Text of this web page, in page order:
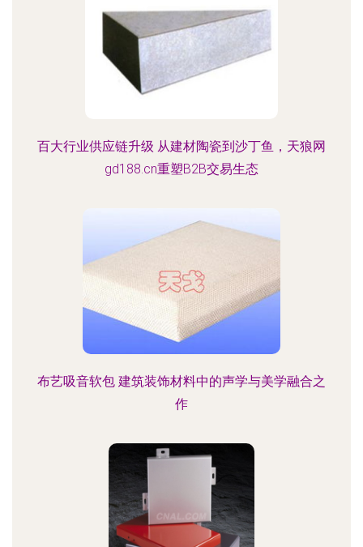
百大行业供应链升级 从建材陶瓷到沙丁鱼，天狼网
gd188.cn重塑B2B交易生态
布艺吸音软包 建筑装饰材料中的声学与美学融合之
作